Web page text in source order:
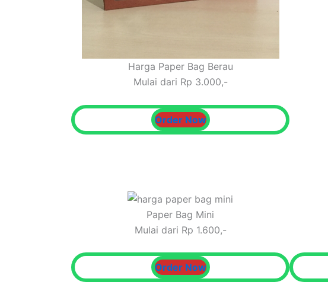
Harga Paper Bag Berau
Mulai dari Rp 3.000,-
Order Now
Paper Bag Mini
Mulai dari Rp 1.600,-
Order Now